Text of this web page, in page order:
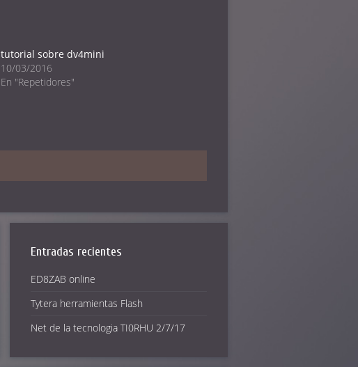
tutorial sobre dv4mini
10/03/2016
En "Repetidores"
Entradas recientes
ED8ZAB online
Tytera herramientas Flash
Net de la tecnologia TI0RHU 2/7/17